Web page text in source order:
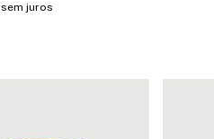
sem juros